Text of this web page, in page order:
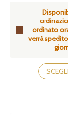
ordinato
verrà
da
a
SCEGLI
Questo
prodotto
ha